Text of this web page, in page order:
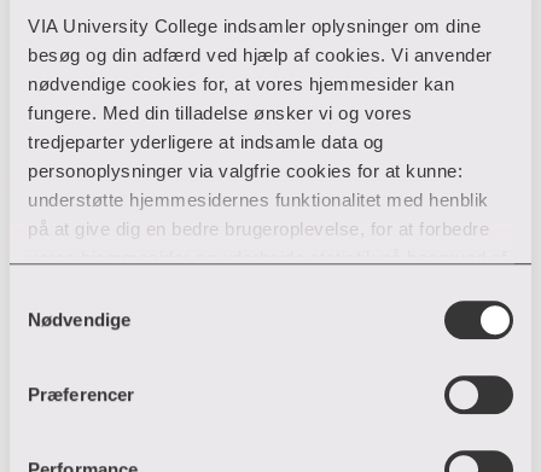
VIA University College indsamler oplysninger om dine
besøg og din adfærd ved hjælp af cookies. Vi anvender
nødvendige cookies for, at vores hjemmesider kan
fungere. Med din tilladelse ønsker vi og vores
tredjeparter yderligere at indsamle data og
personoplysninger via valgfrie cookies for at kunne:
understøtte hjemmesidernes funktionalitet med henblik
på at give dig en bedre brugeroplevelse, for at forbedre
hjemmesider og sociale netværk.
Du kan til enhver tid til- og fravælge cookies eller trække
din tilladelse tilbage ved trykke på ”Cookie banner”
tilladelse til indsamlingen af data og placering af valgfrie
Nødvendige
Præferencer
Global Engagement
Prinsens Allé 2
8800 Viborg
87 55 37 36
bvh@via.dk